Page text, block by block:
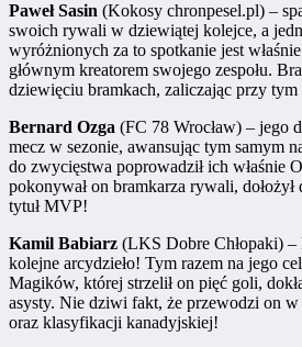
Paweł Sasin (Kokosy chronpesel.pl) –
swoich rywali w dziewiątej kolejce, a
wyróżnionych za to spotkanie jest
głównym kreatorem swojego zespołu.
dziewięciu bramkach, zaliczając przy tym
Bernard Ozga (FC 78 Wrocław) – jego
mecz w sezonie, awansując tym samym
do zwycięstwa poprowadził ich właśnie
pokonywał on bramkarza rywali, dołożył
tytuł MVP!
Kamil Babiarz (LKS Dobre Chłopaki)
kolejne arcydzieło! Tym razem na jego
Magików, której strzelił on pięć goli,
asysty. Nie dziwi fakt, że przewodzi on
oraz klasyfikacji kanadyjskiej!